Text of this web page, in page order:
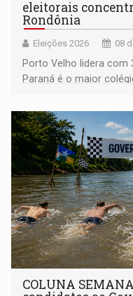
eleitorais
Rondônia
Eleições 2026 08
Porto Velho lidera com
Paraná é o maior
COLUNA